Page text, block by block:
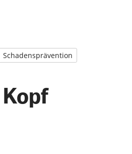
Schadensprävention